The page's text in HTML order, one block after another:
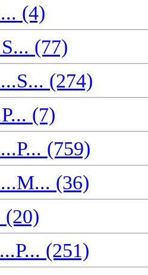
(4)
(77)
(274)
(7)
(759)
(36)
(251)